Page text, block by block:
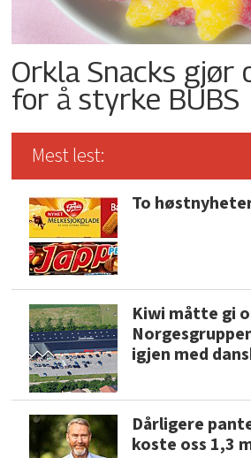
Orkla Snacks gjør
for å styrke BUBS
Mest lest:
To
Kiwi måtte gi
igjen med
Dårligere
koste oss 1,3